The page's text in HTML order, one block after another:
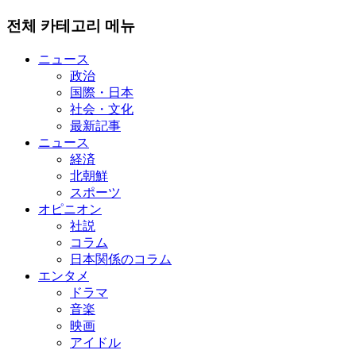
전체 카테고리 메뉴
ニュース
政治
国際・日本
社会・文化
最新記事
ニュース
経済
北朝鮮
スポーツ
オピニオン
社説
コラム
日本関係のコラム
エンタメ
ドラマ
音楽
映画
アイドル